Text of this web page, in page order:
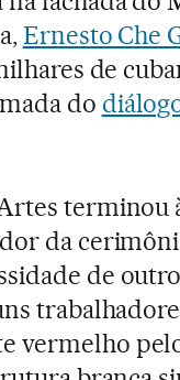
Ernesto Che
de
do
terminou
da
de
vermelho